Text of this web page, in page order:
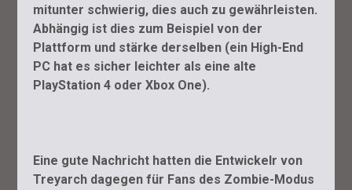
mitunter schwierig, dies auch zu gewährleisten.
Abhängig ist dies zum Beispiel von der
Plattform und stärke derselben (ein High-End
PC hat es sicher leichter als eine alte
PlayStation 4 oder Xbox One).
Eine gute Nachricht hatten die Entwickelr von
Treyarch dagegen für Fans des Zombie-Modus